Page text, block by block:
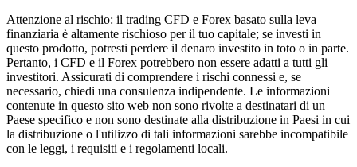
Attenzione al rischio: il trading CFD e Forex basato sulla leva
finanziaria è altamente rischioso per il tuo capitale; se investi in
questo prodotto, potresti perdere il denaro investito in toto o in parte.
Pertanto, i CFD e il Forex potrebbero non essere adatti a tutti gli
investitori. Assicurati di comprendere i rischi connessi e, se
necessario, chiedi una consulenza indipendente. Le informazioni
contenute in questo sito web non sono rivolte a destinatari di un
Paese specifico e non sono destinate alla distribuzione in Paesi in cui
la distribuzione o l'utilizzo di tali informazioni sarebbe incompatibile
con le leggi, i requisiti e i regolamenti locali.